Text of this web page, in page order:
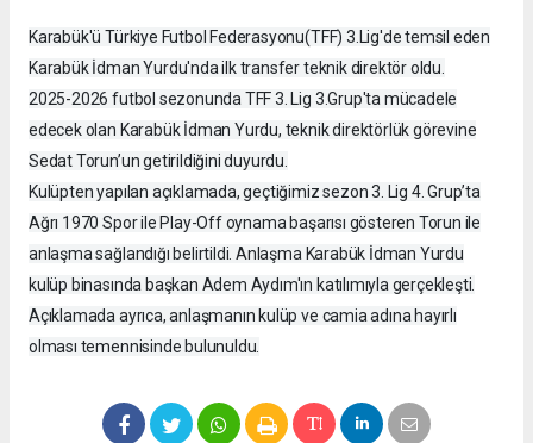
Karabük'ü Türkiye Futbol Federasyonu(TFF) 3.Lig'de temsil eden
Karabük İdman Yurdu'nda ilk transfer teknik direktör oldu.
2025-2026 futbol sezonunda TFF 3. Lig 3.Grup'ta mücadele
edecek olan Karabük İdman Yurdu, teknik direktörlük görevine
Sedat Torun’un getirildiğini duyurdu.
Kulüpten yapılan açıklamada, geçtiğimiz sezon 3. Lig 4. Grup’ta
Ağrı 1970 Spor ile Play-Off oynama başarısı gösteren Torun ile
anlaşma sağlandığı belirtildi. Anlaşma Karabük İdman Yurdu
kulüp binasında başkan Adem Aydım'ın katılımıyla gerçekleşti.
Açıklamada ayrıca, anlaşmanın kulüp ve camia adına hayırlı
olması temennisinde bulunuldu.